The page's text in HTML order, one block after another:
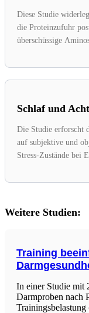
Diese Studie
die Proteinzufuhr
überschüssige
Schlaf und
Die Studie erforscht
auf subjektive und
Stress-Zustände bei
Weitere Studien:
Training
In einer Studie mit
Darmproben nach